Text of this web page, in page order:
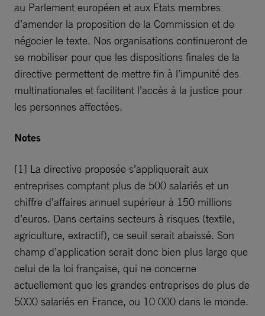
au Parlement européen et aux Etats membres
d’amender la proposition de la Commission et de
négocier le texte. Nos organisations continueront de
se mobiliser pour que les dispositions finales de la
directive permettent de mettre fin à l’impunité des
multinationales et facilitent l’accès à la justice pour
les personnes affectées.
Notes
[1] La directive proposée s’appliquerait aux
entreprises comptant plus de 500 salariés et un
chiffre d’affaires annuel supérieur à 150 millions
d’euros. Dans certains secteurs à risques (textile,
agriculture, extractif), ce seuil serait abaissé. Son
champ d’application serait donc bien plus large que
celui de la loi française, qui ne concerne
actuellement que les grandes entreprises de plus de
5000 salariés en France, ou 10 000 dans le monde.